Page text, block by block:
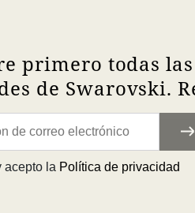
primero todas las
de Swarovski.
acepto la Política de privacidad